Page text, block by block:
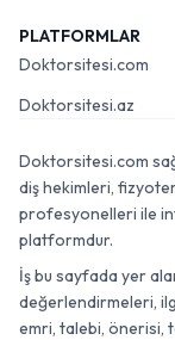
PLATFORMLAR
Doktorsitesi.com
Doktorsitesi.az
Doktorsitesi.com
diş hekimleri,
profesyonelleri ile
platformdur.
İş bu sayfada yer
değerlendirmeleri,
emri, talebi, önerisi,